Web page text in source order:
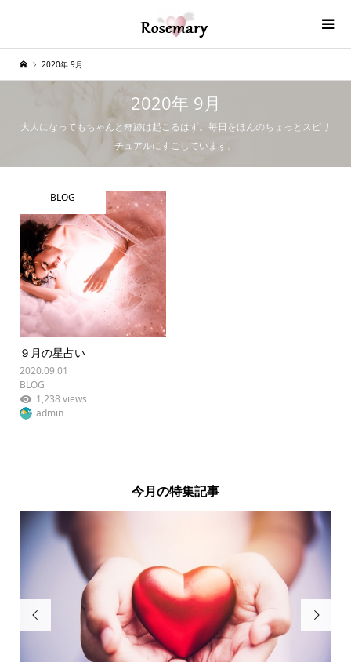
2020年 9月
2020年 9月
大人になってもちゃんと奇跡は起こるはず。毎日をほんのちょっとスピリ
チュアルにすごしています。
BLOG
９月の星占い
2020.09.01
BLOG
1,238 views
admin
今月の特集記事
 